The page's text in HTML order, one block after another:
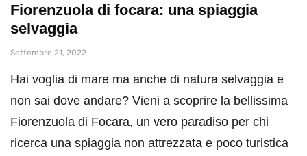
Fiorenzuola di focara: una spiaggia
selvaggia
Settembre 21, 2022
Hai voglia di mare ma anche di natura selvaggia e
non sai dove andare? Vieni a scoprire la bellissima
Fiorenzuola di Focara, un vero paradiso per chi
ricerca una spiaggia non attrezzata e poco turistica